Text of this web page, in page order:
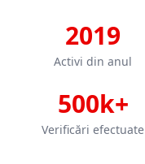
2019
Activi din anul
500k+
Verificări efectuate